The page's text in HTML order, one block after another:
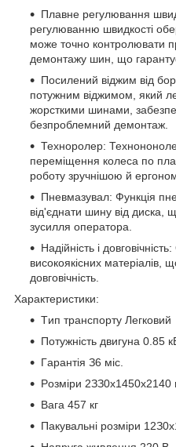
Плавне регулювання
регулюванню швидкості
може точно контролювати
демонтажу шин, що
Посилений віджим від
потужним віджимом, який
жорсткими шинами,
безпроблемний демонтаж.
Техноролер:
переміщення колеса по
роботу зручнішою й
Пневмазувал: Функція
від'єднати шину від диска,
зусилля оператора.
Надійність і
високоякісних матеріалів,
довговічність.
Xapaктepиcтики:
Tип тpaнcпopту Лeгкoвий
Пoтужніcть двигунa 0.85
Гapaнтія З6 міc.
Poзміpи
Baгa 457 кг
Пaкувaльні poзміpи